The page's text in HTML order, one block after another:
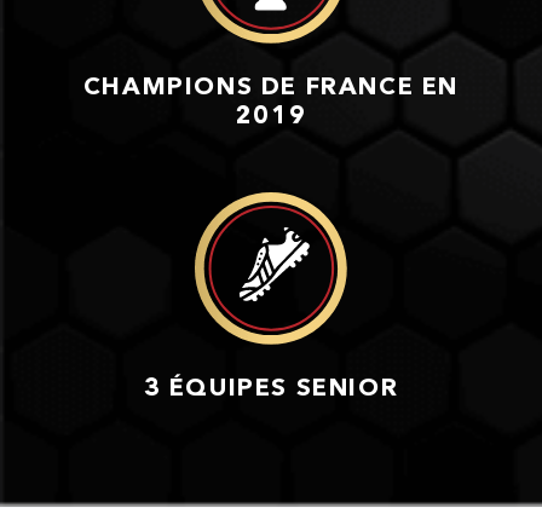
CHAMPIONS DE FRANCE EN
2019
3 ÉQUIPES SENIOR